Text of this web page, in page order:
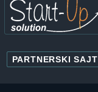
PARTNERSKI SAJT